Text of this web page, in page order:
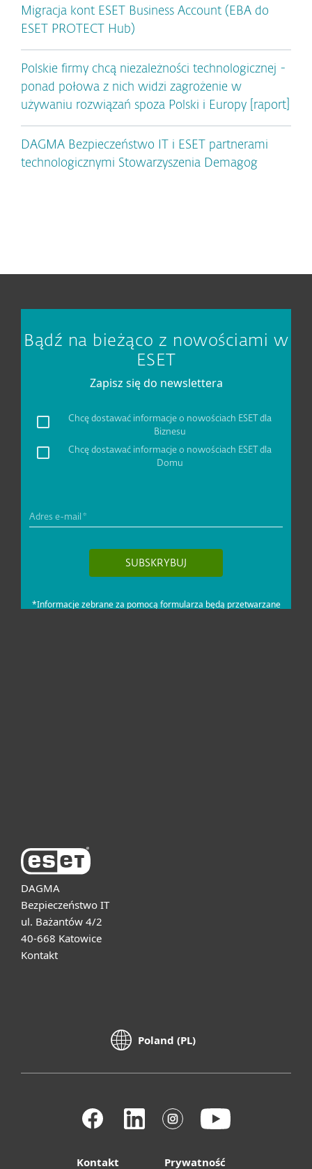
Migracja kont ESET Business Account (EBA do
ESET PROTECT Hub)
Polskie firmy chcą niezależności technologicznej -
ponad połowa z nich widzi zagrożenie w
używaniu rozwiązań spoza Polski i Europy [raport]
DAGMA Bezpieczeństwo IT i ESET partnerami
technologicznymi Stowarzyszenia Demagog
DAGMA
Bezpieczeństwo IT
ul. Bażantów 4/2
40-668 Katowice
Kontakt
Poland (PL)
Kontakt Prywatność